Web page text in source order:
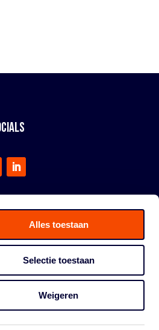
Alles toestaan
Selectie toestaan
Weigeren